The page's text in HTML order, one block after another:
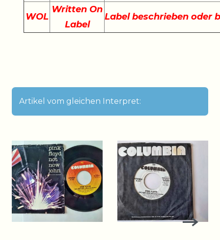
WOL
Written On
Label
Label beschrieben oder
Artikel vom gleichen Interpret: